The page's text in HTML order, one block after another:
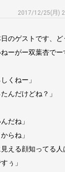
2017/12/25(月)
のゲストです、ど
ーがー双葉杏でー
くねー」
んだけどね？」
だね」
らね」
える顔知ってる人
ぅ」